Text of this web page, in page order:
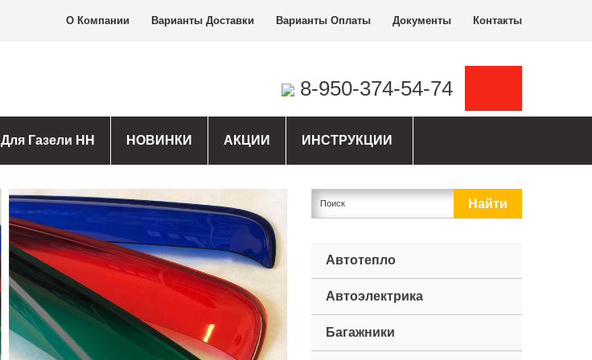
О Компании Варианты Доставки Варианты Оплаты Документы Контакты
8-950-374-54-74
Для Газели НН НОВИНКИ АКЦИИ ИНСТРУКЦИИ
Автотепло
Автоэлектрика
Багажники